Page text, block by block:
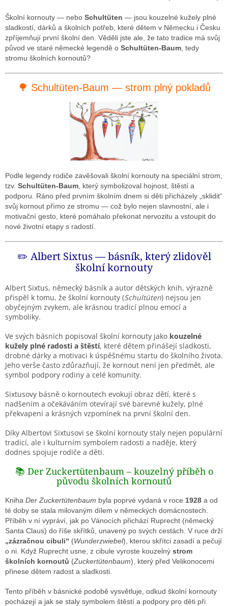
Školní kornouty — nebo Schultüten — jsou kouzelné kužely plné
sladkostí, dárků a školních potřeb, které dětem v Německu i Česku
zpříjemňují první školní den. Věděli jste ale, že tato tradice má svůj
původ ve staré německé legendě o Schultüten-Baum , tedy
stromu školních kornoutů?
🌳 Schultüten-Baum — strom plný pokladů
Podle legendy rodiče zavěšovali školní kornouty na speciální strom,
tzv. Schultüten-Baum , který symbolizoval hojnost, štěstí a
podporu. Ráno před prvním školním dnem si děti přicházely „sklidit“
svůj kornout přímo ze stromu — což bylo nejen slavnostní, ale i
motivační gesto, které pomáhalo překonat nervozitu a vstoupit do
nové životní etapy s radostí.
✏️ Albert Sixtus — básník, který zlidověl
školní kornouty
Albert Sixtus, německý básník a autor dětských knih, výrazně
přispěl k tomu, že školní kornouty (Schultüten) nejsou jen
obyčejným zvykem, ale krásnou tradicí plnou emocí a
symboliky.
Ve svých básních popisoval školní kornouty jako kouzelné
kužely plné radosti a štěstí, které dětem přinášejí sladkosti,
drobné dárky a motivaci k úspěšnému startu do školního života.
Jeho verše často zdůrazňují, že kornout není jen předmět, ale
symbol podpory rodiny a celé komunity.
Sixtusovy básně o kornoutech evokují obraz dětí, které s
nadšením a očekáváním otevírají své barevné kužely, plné
překvapení a krásných vzpomínek na první školní den.
Díky Albertovi Sixtusovi se školní kornouty staly nejen populární
tradicí, ale i kulturním symbolem radosti a naděje, který
dodnes spojuje rodiče a děti.
📚 Der Zuckertütenbaum – kouzelný příběh o
původu školních kornoutů
Kniha Der Zuckertütenbaum byla poprvé vydaná v roce 1928 a od
té doby se stala milovaným dílem v německých domácnostech.
Příběh v ní vypráví, jak po Vánocích přichází Ruprecht (německý
Santa Claus) do říše skřítků, unavený po svých cestách. V ruce drží
„zázračnou cibuli“ (Wunderzwiebel), kterou skřítci zasadí a pečují
o ni. Když Ruprecht usne, z cibule vyroste kouzelný strom
školních kornoutů (Zuckertütenbaum), který před Velikonocemi
přinese dětem radost a sladkosti.
Tento příběh v básnické podobě vysvětluje, odkud školní kornouty
pocházejí a jak se staly symbolem štěstí a podpory pro děti při